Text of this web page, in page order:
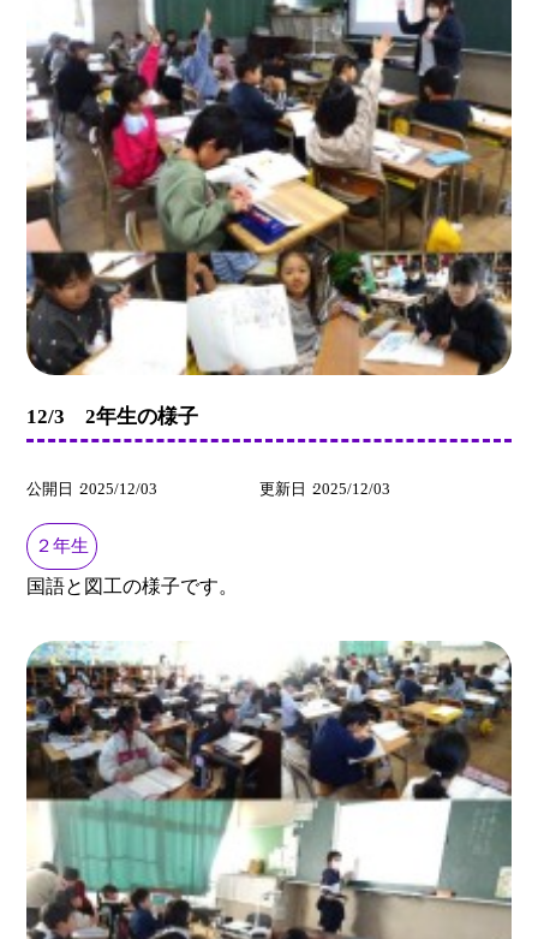
12/3 2年生の様子
公開日 2025/12/03 更新日 2025/12/03
２年生
国語と図工の様子です。